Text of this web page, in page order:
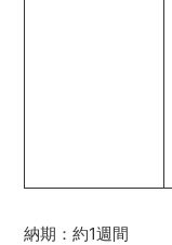
納期：約1週間